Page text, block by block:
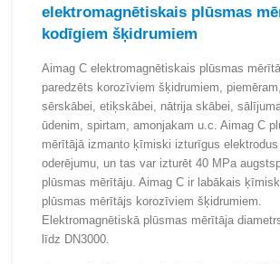
elektromagnētiskais plūsmas
kodīgiem šķidrumiem
Aimag C elektromagnētiskais plūsmas
paredzēts korozīviem šķidrumiem,
sērskābei, etiķskābei, nātrija skābei,
ūdenim, spirtam, amonjakam u.c. Aimag C
mērītājā izmanto ķīmiski izturīgus elektrodus
oderējumu, un tas var izturēt 40 MPa
plūsmas mērītāju. Aimag C ir labākais
plūsmas mērītājs korozīviem šķidrumiem.
Elektromagnētiskā plūsmas mērītāja
līdz DN3000.